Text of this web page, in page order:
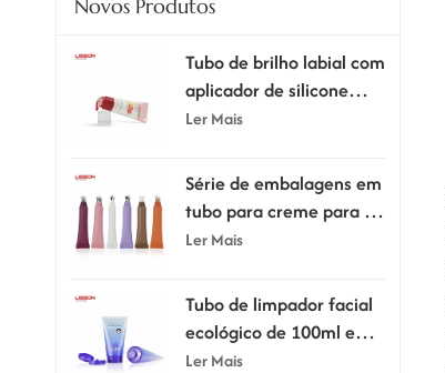
Novos Produtos
Tubo de brilho labial com
aplicador de silicone
supermacio
Ler Mais
Série de embalagens em
tubo para creme para os
olhos com aplicador.
Ler Mais
Tubo de limpador facial
ecológico de 100ml e
120ml com tampa flip-
Ler Mais